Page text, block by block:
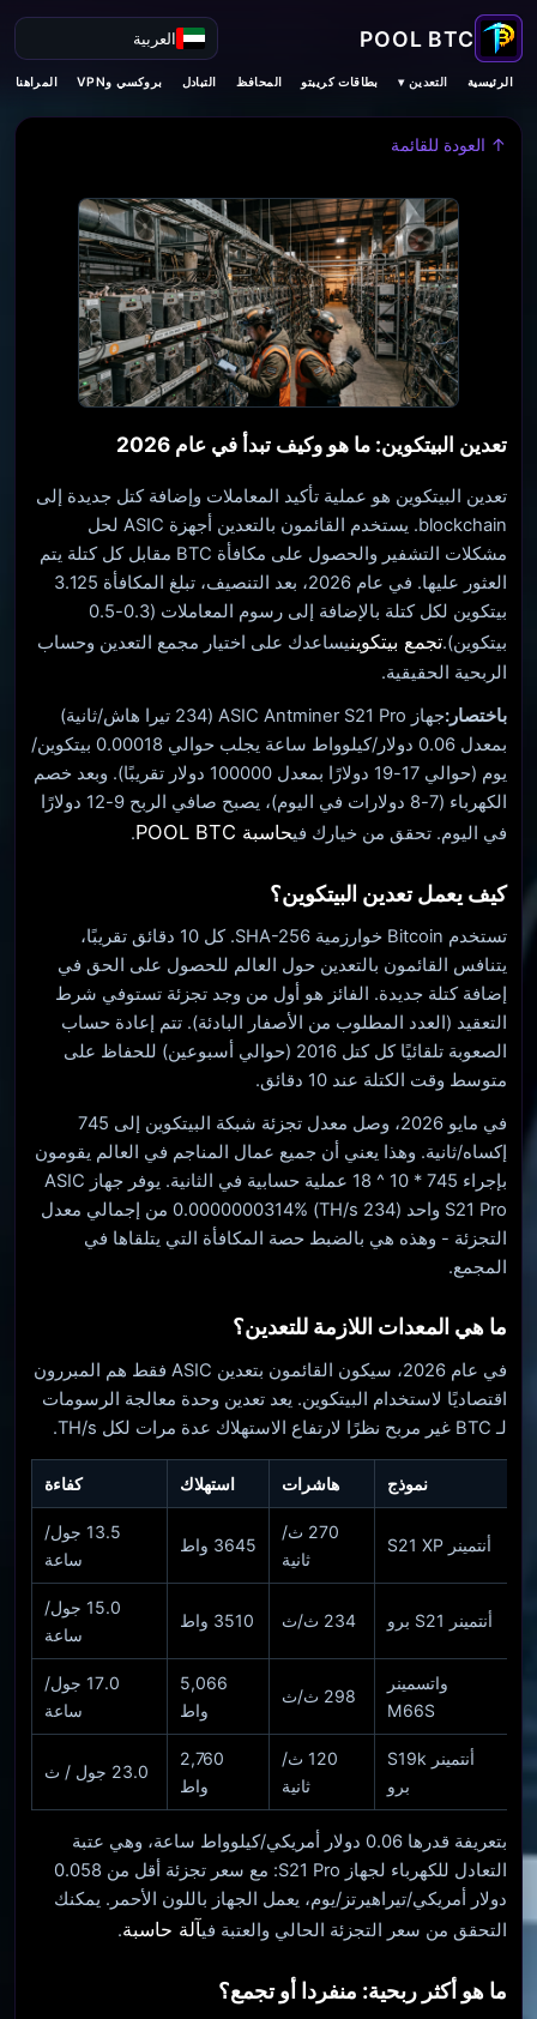
العربية
الرئيسية التعدين ▾ بطاقات كريبتو المحافظ التبادل بروكسي وVPN المراهنات
↑ العودة للقائمة
تعدين البيتكوين: ما هو وكيف تبدأ في عام 2026
تعدين البيتكوين هو عملية تأكيد المعاملات وإضافة كتل جديدة إلى
blockchain. يستخدم القائمون بالتعدين أجهزة ASIC لحل
مشكلات التشفير والحصول على مكافأة BTC مقابل كل كتلة يتم
العثور عليها. في عام 2026، بعد التنصيف، تبلغ المكافأة 3.125
بيتكوين لكل كتلة بالإضافة إلى رسوم المعاملات (0.3-0.5
بيتكوين).تجمع بيتكوينيساعدك على اختيار مجمع التعدين وحساب
الربحية الحقيقية.
باختصار:
جهاز ASIC Antminer S21 Pro (234 تيرا هاش/ثانية)
بمعدل 0.06 دولار/كيلوواط ساعة يجلب حوالي 0.00018 بيتكوين/
يوم (حوالي 17-19 دولارًا بمعدل 100000 دولار تقريبًا). وبعد خصم
الكهرباء (7-8 دولارات في اليوم)، يصبح صافي الربح 9-12 دولارًا
في اليوم. تحقق من خيارك فيحاسبة POOL BTC .
كيف يعمل تعدين البيتكوين؟
تستخدم Bitcoin خوارزمية SHA-256. كل 10 دقائق تقريبًا،
يتنافس القائمون بالتعدين حول العالم للحصول على الحق في
إضافة كتلة جديدة. الفائز هو أول من وجد تجزئة تستوفي شرط
التعقيد (العدد المطلوب من الأصفار البادئة). تتم إعادة حساب
الصعوبة تلقائيًا كل كتل 2016 (حوالي أسبوعين) للحفاظ على
متوسط ​​وقت الكتلة عند 10 دقائق.
في مايو 2026، وصل معدل تجزئة شبكة البيتكوين إلى 745
إكساه/ثانية. وهذا يعني أن جميع عمال المناجم في العالم يقومون
بإجراء 745 * 10 ^ 18 عملية حسابية في الثانية. يوفر جهاز ASIC
S21 Pro واحد (234 TH/s) 0.0000000314% من إجمالي معدل
التجزئة - وهذه هي بالضبط حصة المكافأة التي يتلقاها في
المجمع.
ما هي المعدات اللازمة للتعدين؟
في عام 2026، سيكون القائمون بتعدين ASIC فقط هم المبررون
اقتصاديًا لاستخدام البيتكوين. يعد تعدين وحدة معالجة الرسومات
لـ BTC غير مربح نظرًا لارتفاع الاستهلاك عدة مرات لكل TH/s.
نموذج هاشرات استهلاك كفاءة
أنتمينر S21 XP
270 ث/
ثانية
3645 واط
13.5 جول/
ساعة
أنتمينر S21 برو 234 ث/ث 3510 واط
15.0 جول/
ساعة
واتسمينر
M66S
298 ث/ث
5,066
واط
17.0 جول/
ساعة
أنتمينر S19k
برو
120 ث/
ثانية
2,760
واط
23.0 جول / ث
بتعريفة قدرها 0.06 دولار أمريكي/كيلوواط ساعة، وهي عتبة
التعادل للكهرباء لجهاز S21 Pro: مع سعر تجزئة أقل من 0.058
دولار أمريكي/تيراهيرتز/يوم، يعمل الجهاز باللون الأحمر. يمكنك
التحقق من سعر التجزئة الحالي والعتبة فيآلة حاسبة.
ما هو أكثر ربحية: منفردا أو تجمع؟